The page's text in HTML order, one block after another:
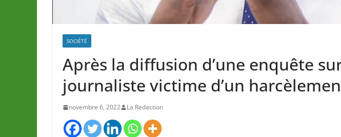
SOCIÉTÉ
Après la diffusion d’une enquête
journaliste victime d’un
novembre 6, 2022 La Redaction